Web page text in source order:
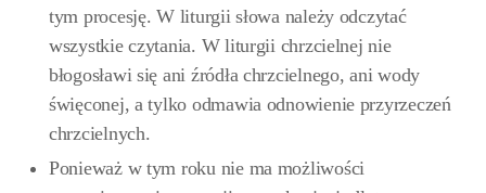
tym procesję. W liturgii słowa należy odczytać
wszystkie czytania. W liturgii chrzcielnej nie
błogosławi się ani źródła chrzcielnego, ani wody
święconej, a tylko odmawia odnowienie przyrzeczeń
chrzcielnych.
Ponieważ w tym roku nie ma możliwości